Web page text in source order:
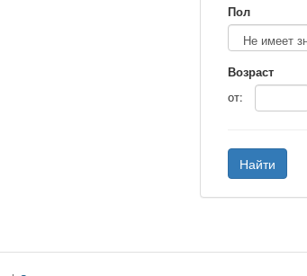
Пол
Возраст
от:
Найти